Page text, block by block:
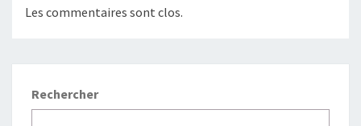
Les commentaires sont clos.
Rechercher